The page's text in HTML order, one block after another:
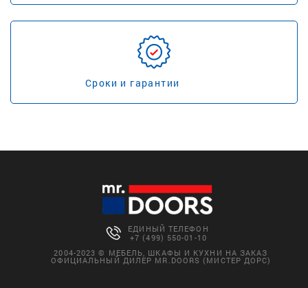
Сроки и гарантии
ЕДИНЫЙ ТЕЛЕФОН
+7 (499) 550-01-10
2004-2023 © МЕБЕЛЬ, ШКАФЫ И КУХНИ НА ЗАКАЗ
ОФИЦИАЛЬНЫЙ ДИЛЕР MR.DOORS (МИСТЕР ДОРС)